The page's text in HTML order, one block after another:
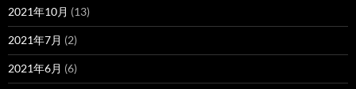
2021年10月 (13)
2021年7月 (2)
2021年6月 (6)